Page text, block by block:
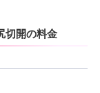
切開の料金